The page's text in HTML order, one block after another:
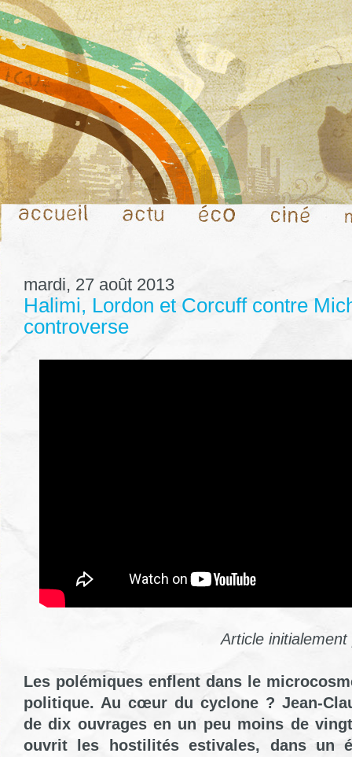
mardi, 27 août 2013
Halimi, Lordon et Corcuff contre
controverse
Article
Les polémiques enflent dans le
politique. Au cœur du cyclone ? Jean-
de dix ouvrages en un peu moins de
ouvrit les hostilités estivales, dans un